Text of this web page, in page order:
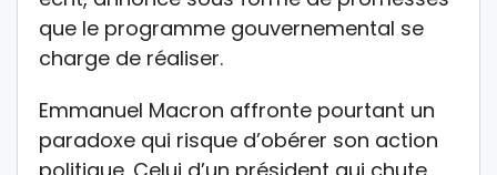
que le programme gouvernemental se
charge de réaliser.
Emmanuel Macron affronte pourtant un
paradoxe qui risque d’obérer son action